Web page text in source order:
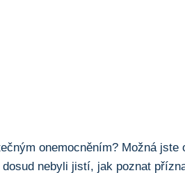
onemocněním? Možná
nebyli jistí, jak poznat